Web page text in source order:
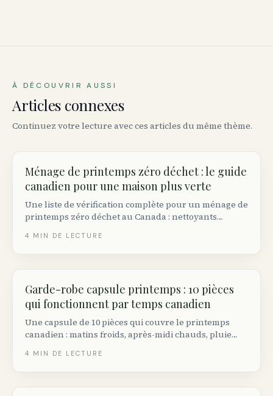
À DÉCOUVRIR AUSSI
Articles connexes
Continuez votre lecture avec ces articles du même thème.
Ménage de printemps zéro déchet : le guide
canadien pour une maison plus verte
Une liste de vérification complète pour un ménage de
printemps zéro déchet au Canada : nettoyants
désencombrez, et les marques éco québécoises qui
4 MIN DE LECTURE
Garde-robe capsule printemps : 10 pièces
qui fonctionnent par temps canadien
Une capsule de 10 pièces qui couvre le printemps
canadien : matins froids, après-midi chauds, pluie
durables, des conseils friperies et un plan tous
4 MIN DE LECTURE